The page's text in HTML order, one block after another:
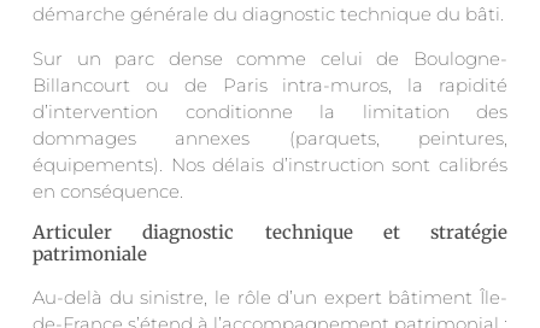
démarche générale du diagnostic technique du bâti.
Sur un parc dense comme celui de Boulogne-
Billancourt ou de Paris intra-muros, la rapidité
d’intervention conditionne la limitation des
dommages annexes (parquets, peintures,
équipements). Nos délais d’instruction sont calibrés
en conséquence.
Articuler diagnostic technique et stratégie
patrimoniale
Au-delà du sinistre, le rôle d’un expert bâtiment Île-